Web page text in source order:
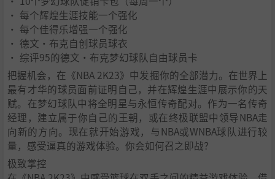
• 每个辉煌生涯技能一个强化
• 每个佳得乐增强一个强化
• 德文·布克自创球员球衣
• 综评95的德文·布克梦幻球队自由球员卡
把握机会，在《NBA 2K23》中发掘你的全部潜力。在世界上
最有才华的球员面前证明自己，并在辉煌生涯中展示你的天
赋。在梦幻球队中将全明星与永恒传奇配对。作为一名传奇
经理，建立属于你自己的王朝，或在终极联盟中领导NBA走
向新的方向。现在就开始游戏，与NBA或WNBA球队进行较
量，感受逼真的游戏体验。你会如何召之即战？
极致掌控